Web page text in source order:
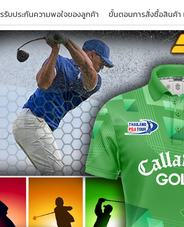
รับประกันความพอใจของลูกค้า ขั้นตอนการสั่งซื้อสินค้า